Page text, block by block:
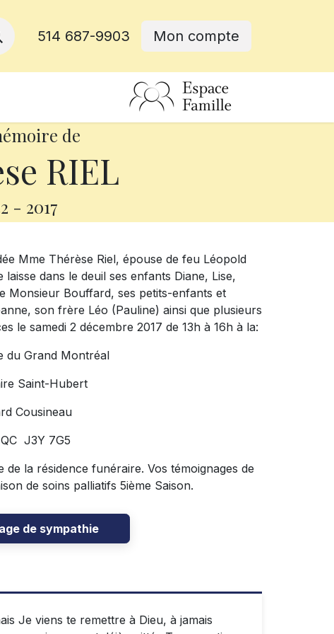
514 687-9903 Mon compte
de
RIEL
- 2017
Mme Thérèse Riel, épouse de feu Léopold
dans le deuil ses enfants Diane, Lise,
Monsieur Bouffard, ses petits-enfants et
son frère Léo (Pauline) ainsi que plusieurs
le samedi 2 décembre 2017 de 13h à 16h à la:
du Grand Montréal
Saint-Hubert
Cousineau
J3Y 7G5
la résidence funéraire. Vos témoignages de
de soins palliatifs 5ième Saison.
de sympathie
Je viens te remettre à Dieu, à jamais